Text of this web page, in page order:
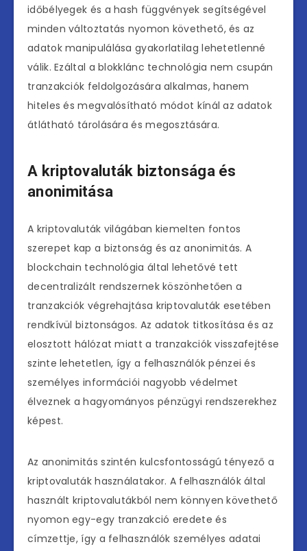
időbélyegek és a hash függvények segítségével
minden változtatás nyomon követhető, és az
adatok manipulálása gyakorlatilag lehetetlenné
válik. Ezáltal a blokklánc technológia nem csupán
tranzakciók feldolgozására alkalmas, hanem
hiteles és megvalósítható módot kínál az adatok
átlátható tárolására és megosztására.
A kriptovaluták biztonsága és
anonimitása
A kriptovaluták világában kiemelten fontos
szerepet kap a biztonság és az anonimitás. A
blockchain technológia által lehetővé tett
decentralizált rendszernek köszönhetően a
tranzakciók végrehajtása kriptovaluták esetében
rendkívül biztonságos. Az adatok titkosítása és az
elosztott hálózat miatt a tranzakciók visszafejtése
szinte lehetetlen, így a felhasználók pénzei és
személyes információi nagyobb védelmet
élveznek a hagyományos pénzügyi rendszerekhez
képest.
Az anonimitás szintén kulcsfontosságú tényező a
kriptovaluták használatakor. A felhasználók által
használt kriptovalutákból nem könnyen követhető
nyomon egy-egy tranzakció eredete és
címzettje, így a felhasználók személyes adatai